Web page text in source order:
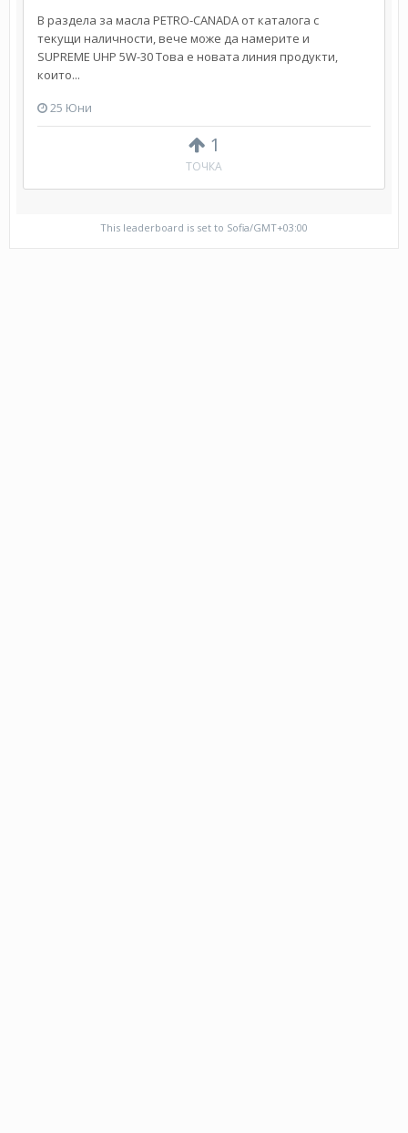
1
ТОЧКА
В раздела за масла PETRO-CANADA от каталога с
текущи наличности, вече може да намерите и
SUPREME UHP 5W-30 Това е новата линия продукти,
които...
25 Юни
This leaderboard is set to Sofia/GMT+03:00